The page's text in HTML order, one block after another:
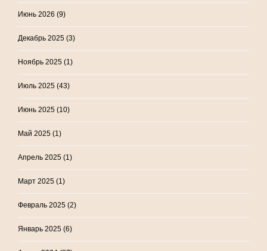
Июнь 2026 (9)
Декабрь 2025 (3)
Ноябрь 2025 (1)
Июль 2025 (43)
Июнь 2025 (10)
Май 2025 (1)
Апрель 2025 (1)
Март 2025 (1)
Февраль 2025 (2)
Январь 2025 (6)